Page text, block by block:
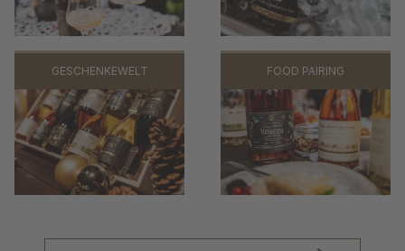
GESCHENKEWELT FOOD PAIRING